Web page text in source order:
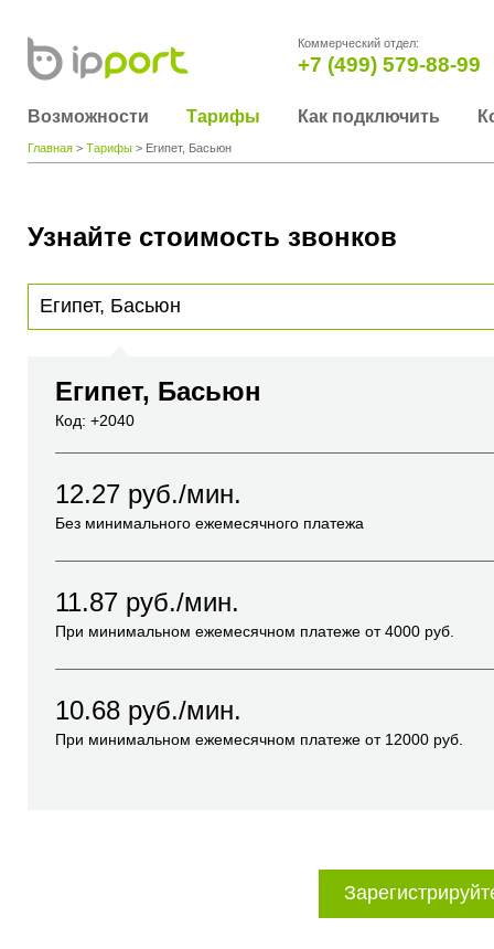
Коммерческий отдел:
+7 (499) 579-88-99
Возможности Тарифы Как подключить
Главная > Тарифы > Египет, Басьюн
Узнайте стоимость звонков
Египет, Басьюн
Код: +2040
12.27 руб./мин.
Без минимального ежемесячного платежа
11.87 руб./мин.
При минимальном ежемесячном платеже от4000 руб.
10.68 руб./мин.
При минимальном ежемесячном платеже от 12000 руб.